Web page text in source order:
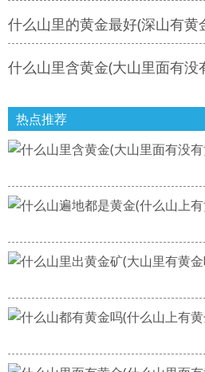
什么山里的黄金最好(深山有黄
什么山里含黄金(大山里面有没
热点推荐